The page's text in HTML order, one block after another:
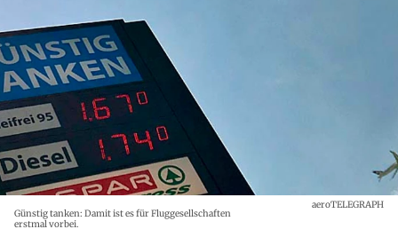
Günstig tanken: Damit ist es für Fluggesellschaften
erstmal vorbei.
aeroTELEGRAPH